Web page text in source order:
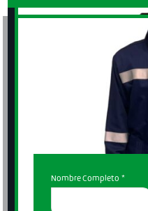
Nombre Completo *